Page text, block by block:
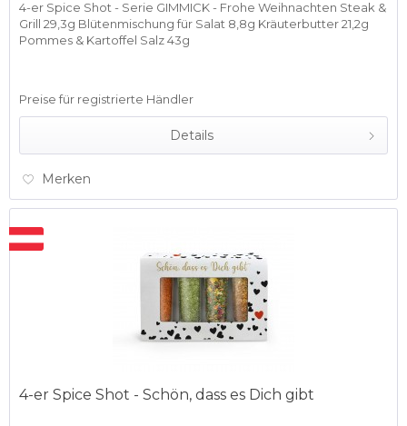
4-er Spice Shot - Serie GIMMICK - Frohe Weihnachten Steak &
Grill 29,3g Blütenmischung für Salat 8,8g Kräuterbutter 21,2g
Pommes & Kartoffel Salz 43g
Preise für registrierte Händler
Details
Merken
4-er Spice Shot - Schön, dass es Dich gibt